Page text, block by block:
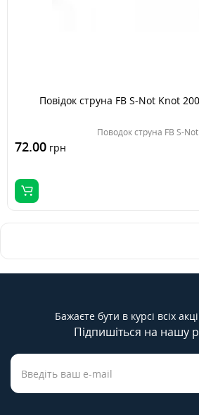
Повідок струна FB S-Not Knot
Поводок струна FB S-
72.00 грн
Бажаєте бути в курсі всіх
Підпишіться на нашу